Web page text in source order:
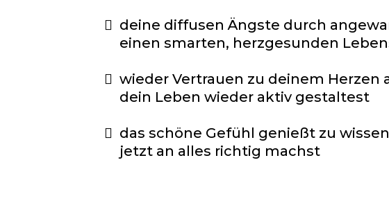
deine diffusen Ängste durch
einen smarten, herzgesunden
wieder Vertrauen zu deinem Herzen
dein Leben wieder aktiv gestaltest
das schöne Gefühl genießt zu
jetzt an alles richtig machst